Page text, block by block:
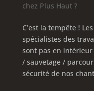
chez Plus Haut ?
C’est la tempête !
spécialistes des
sont pas en
/ sauvetage /
sécurité de nos